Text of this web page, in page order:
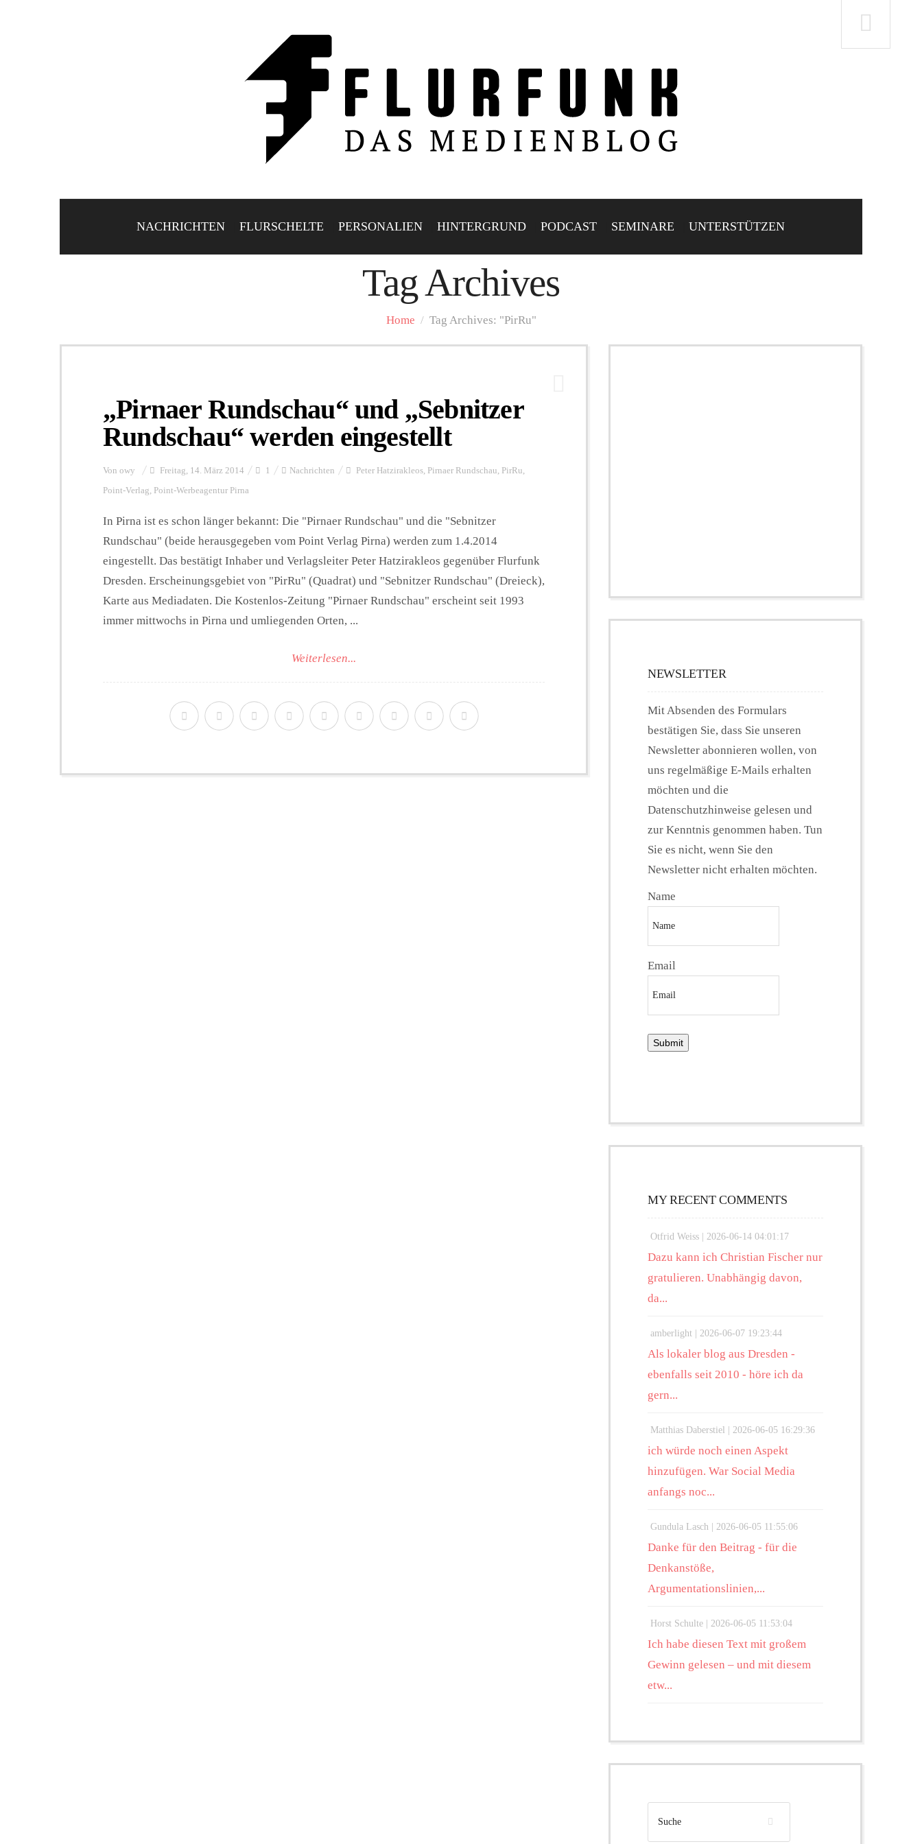
NACHRICHTEN FLURSCHELTE PERSONALIEN HINTERGRUND PODCAST SEMINARE UNTERSTÜTZEN
Tag Archives
Home / Tag Archives: "PirRu"
„Pirnaer Rundschau“ und „Sebnitzer
Rundschau“ werden eingestellt
Von owy Freitag, 14. März 2014 1 Nachrichten Peter Hatzirakleos, Pirnaer Rundschau, PirRu,
Point-Verlag, Point-Werbeagentur Pirna
In Pirna ist es schon länger bekannt: Die "Pirnaer Rundschau" und die "Sebnitzer
Rundschau" (beide herausgegeben vom Point Verlag Pirna) werden zum 1.4.2014
eingestellt. Das bestätigt Inhaber und Verlagsleiter Peter Hatzirakleos gegenüber Flurfunk
Dresden. Erscheinungsgebiet von "PirRu" (Quadrat) und "Sebnitzer Rundschau" (Dreieck),
Karte aus Mediadaten. Die Kostenlos-Zeitung "Pirnaer Rundschau" erscheint seit 1993
immer mittwochs in Pirna und umliegenden Orten, ...
Weiterlesen...
NEWSLETTER
Mit Absenden des Formulars
bestätigen Sie, dass Sie unseren
Newsletter abonnieren wollen, von
uns regelmäßige E-Mails erhalten
möchten und die
Datenschutzhinweise gelesen und
zur Kenntnis genommen haben. Tun
Sie es nicht, wenn Sie den
Newsletter nicht erhalten möchten.
Name
Email
MY RECENT COMMENTS
Otfrid Weiss | 2026-06-14 04:01:17
Dazu kann ich Christian Fischer nur
gratulieren. Unabhängig davon,
da...
amberlight | 2026-06-07 19:23:44
Als lokaler blog aus Dresden -
ebenfalls seit 2010 - höre ich da
gern...
Matthias Daberstiel | 2026-06-05 16:29:36
ich würde noch einen Aspekt
hinzufügen. War Social Media
anfangs noc...
Gundula Lasch | 2026-06-05 11:55:06
Danke für den Beitrag - für die
Denkanstöße,
Argumentationslinien,...
Horst Schulte | 2026-06-05 11:53:04
Ich habe diesen Text mit großem
Gewinn gelesen – und mit diesem
etw...